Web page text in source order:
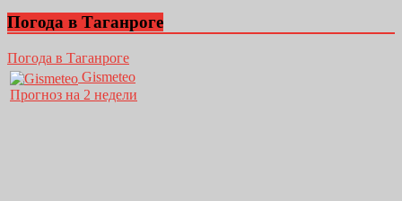
Погода в Таганроге
Погода в Таганроге
Gismeteo
Прогноз на 2 недели